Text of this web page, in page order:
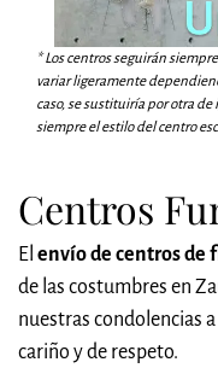
* Los centros seguirán
variar ligeramente
caso, se sustituiría por otra
siempre el estilo del centro
Centros
El envío de centros de
de las costumbres en
nuestras condolencias
cariño y de respeto.